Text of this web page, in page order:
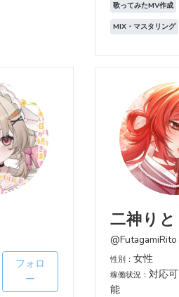
歌ってみたMV作成
MIX・マスタリング
フォロ
ー
二神りと
@FutagamiRito
性別： 女性
稼働状況： 対応可
能